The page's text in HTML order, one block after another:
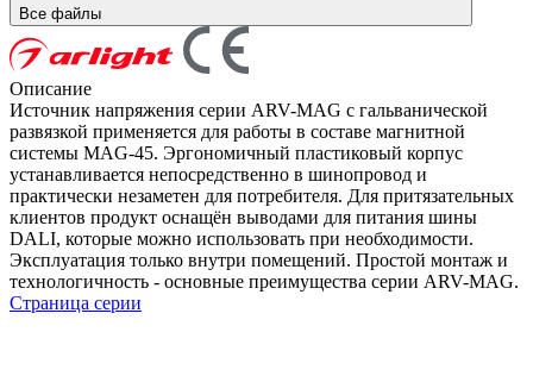
Все файлы
Описание
Источник напряжения серии ARV-MAG с гальванической
развязкой применяется для работы в составе магнитной
системы MAG-45. Эргономичный пластиковый корпус
устанавливается непосредственно в шинопровод и
практически незаметен для потребителя. Для притязательных
клиентов продукт оснащён выводами для питания шины
DALI, которые можно использовать при необходимости.
Эксплуатация только внутри помещений. Простой монтаж и
технологичность - основные преимущества серии ARV-MAG.
Страница серии